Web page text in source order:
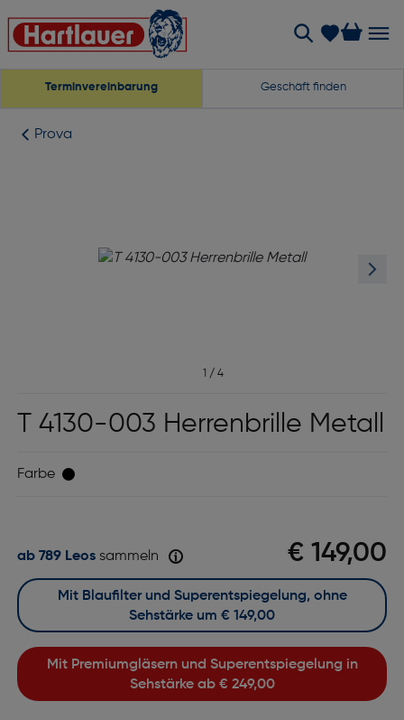
Terminvereinbarung Geschäft finden
Prova
1 / 4
T 4130-003 Herrenbrille Metall
Farbe
€ 149,00
ab 789 Leossammeln
Mit Premiumgläsern und Superentspiegelung in
Sehstärke ab € 249,00
Mit Blaufilter und Superentspiegelung, ohne
Sehstärke um € 149,00